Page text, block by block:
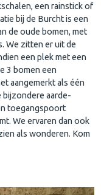
een rainstick of
bij de Burcht is een
de oude bomen, met
We zitten er uit de
een plek met een
3 bomen een
aangemerkt als één
bijzondere aarde-
toegangspoort
We ervaren dan ook
als wonderen. Kom